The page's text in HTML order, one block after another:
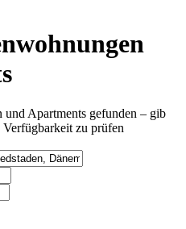
Apartments gefunden – gib
zu prüfen